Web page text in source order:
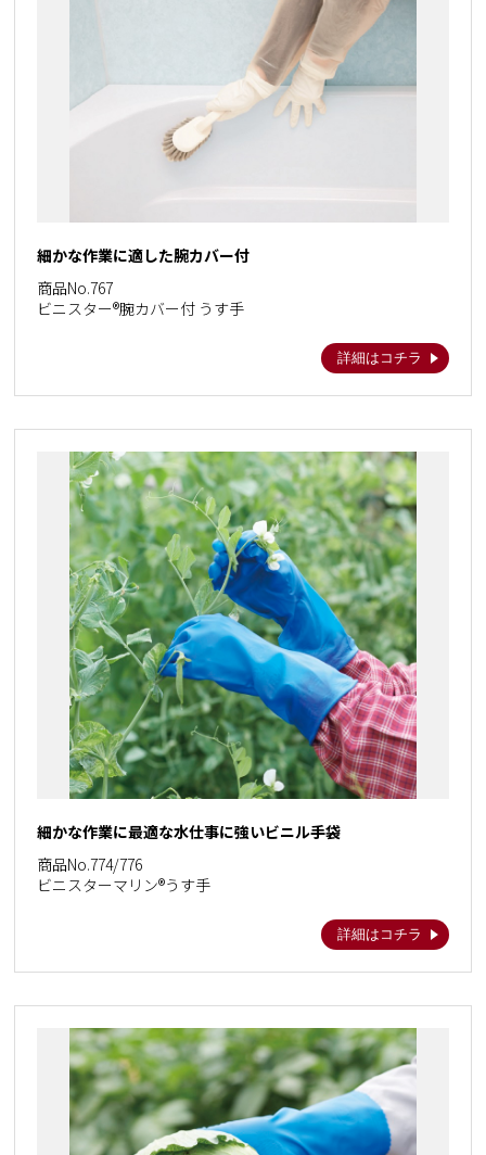
細かな作業に適した腕カバー付
商品No.767
ビニスター®腕カバー付 うす手
詳細はコチラ
細かな作業に最適な水仕事に強いビニル手袋
商品No.774/776
ビニスターマリン®うす手
詳細はコチラ